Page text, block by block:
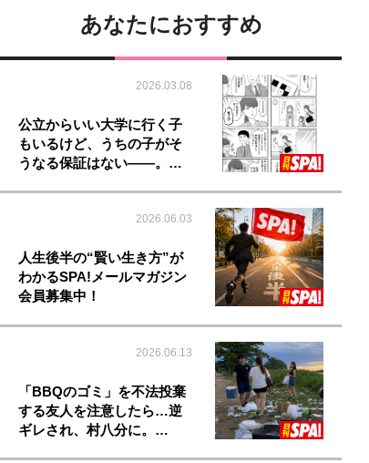
あなたにおすすめ
2026.03.08
公立からいい大学に行く子
もいるけど、うちの子がそ
うなる保証はない――。…
2026.06.03
人生後半の“賢い生き方”が
わかるSPA!メールマガジン
会員募集中！
2026.06.13
「BBQのゴミ」を不法投棄
する友人を注意したら…逆
ギレされ、村八分に。…